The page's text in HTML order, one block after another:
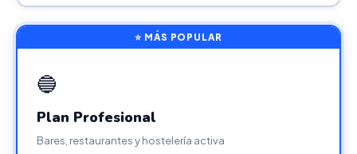
⭐ MÁS POPULAR
🔵
Plan Profesional
Bares, restaurantes y hostelería activa